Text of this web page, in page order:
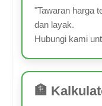
"Tawaran harga
dan layak.
Hubungi kami
🏦